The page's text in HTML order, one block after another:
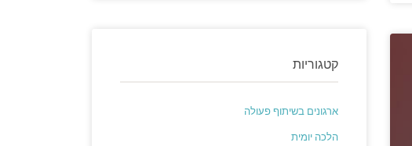
קטגוריות
ארגונים בשיתוף פעולה
הלכה יומית